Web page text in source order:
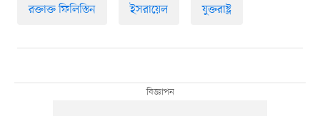
রক্তাক্ত ফিলিস্তিন ইসরায়েল যুক্তরাষ্ট্র